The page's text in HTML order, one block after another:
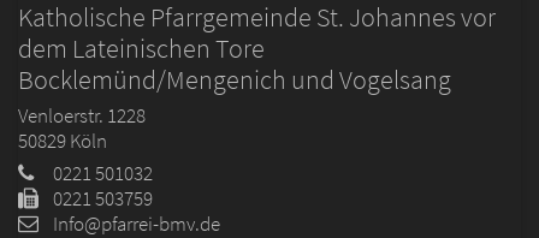
Katholische Pfarrgemeinde St. Johannes vor
dem Lateinischen Tore
Bocklemünd/Mengenich und Vogelsang
Venloerstr. 1228
50829Köln
0221 501032
0221 503759
Info@pfarrei-bmv.de